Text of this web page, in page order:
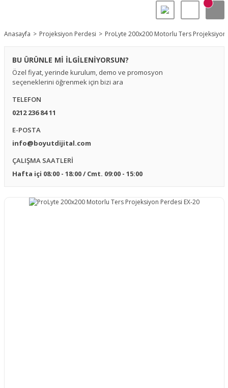
Anasayfa Projeksiyon Perdesi ProLyte 200x200 Motorlu Ters Projeksiyon
BU ÜRÜNLE Mİ İLGİLENİYORSUN?
Özel fiyat, yerinde kurulum, demo ve promosyon
seçeneklerini öğrenmek için bizi ara
TELEFON
0212 236 84 11
E-POSTA
info@boyutdijital.com
ÇALIŞMA SAATLERİ
Hafta içi 08:00 - 18:00 / Cmt. 09:00 - 15:00